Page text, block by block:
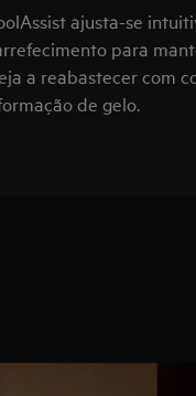
ajusta-se
para
a reabastecer com
de gelo.